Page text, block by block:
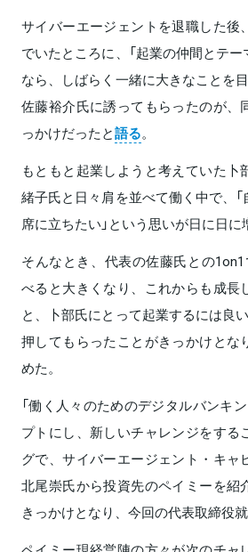
サイバーエージェントを退職した後
でいたところに、「起業の仲間とテ
なら、しばらく一緒に大きなことを
佐藤裕介氏に誘ってもらったのが、
っかけだったと語る。
もともと起業しようと考えていた卜
緒子氏と日々肩を並べて働く中で、
席に立ちたい」という思いが日に日に
そんなとき、代表の佐藤氏との1on1
べると大きくなり、これからも成長
と、卜部氏にとって起業するには良
押してもらったことがきっかけとな
めた。
「働く人々のためのデジタルバンキ
プトにし、新しいチャレンジをする
グで、サイバーエージェント・キャ
北尾崇氏から投資先のペイミーを紹
きっかけとなり、今回の代表取締役就